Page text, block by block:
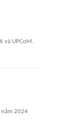
và UPCoM.
năm 2024